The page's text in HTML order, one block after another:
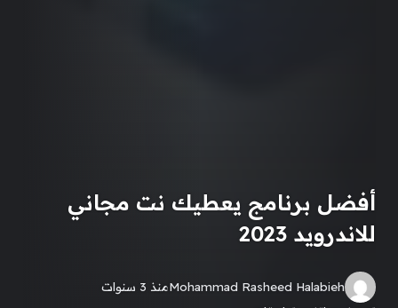
أفضل برنامج يعطيك نت مجاني
للاندرويد 2023
Mohammad Rasheed Halabiehمنذ 3 سنوات